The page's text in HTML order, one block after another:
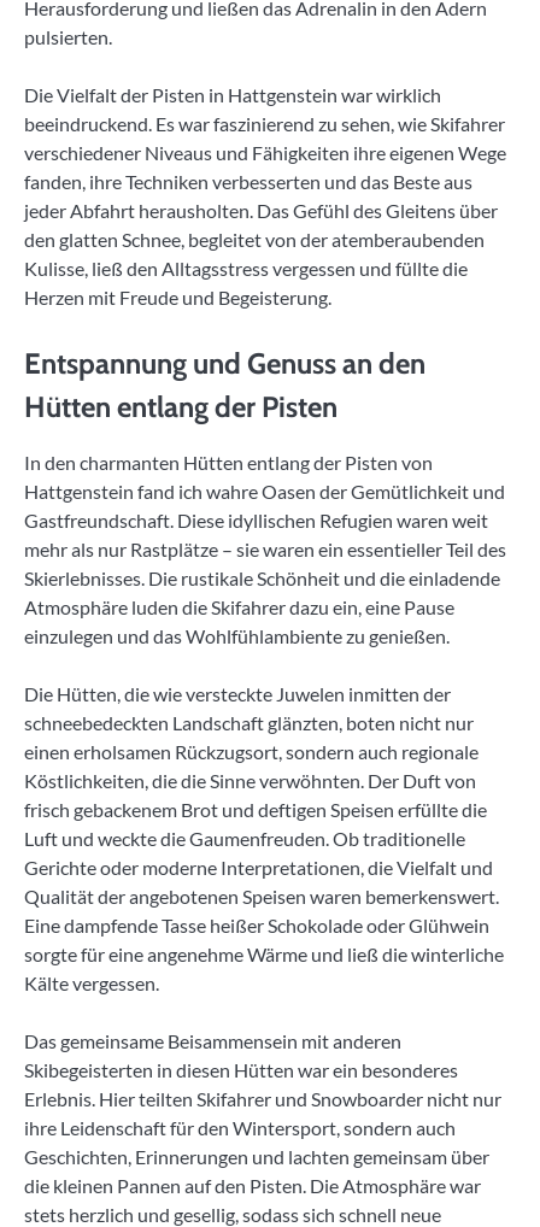
Herausforderung und ließen das Adrenalin in den Adern
pulsierten.
Die Vielfalt der Pisten in Hattgenstein war wirklich
beeindruckend. Es war faszinierend zu sehen, wie Skifahrer
verschiedener Niveaus und Fähigkeiten ihre eigenen Wege
fanden, ihre Techniken verbesserten und das Beste aus
jeder Abfahrt herausholten. Das Gefühl des Gleitens über
den glatten Schnee, begleitet von der atemberaubenden
Kulisse, ließ den Alltagsstress vergessen und füllte die
Herzen mit Freude und Begeisterung.
Entspannung und Genuss an den
Hütten entlang der Pisten
In den charmanten Hütten entlang der Pisten von
Hattgenstein fand ich wahre Oasen der Gemütlichkeit und
Gastfreundschaft. Diese idyllischen Refugien waren weit
mehr als nur Rastplätze – sie waren ein essentieller Teil des
Skierlebnisses. Die rustikale Schönheit und die einladende
Atmosphäre luden die Skifahrer dazu ein, eine Pause
einzulegen und das Wohlfühlambiente zu genießen.
Die Hütten, die wie versteckte Juwelen inmitten der
schneebedeckten Landschaft glänzten, boten nicht nur
einen erholsamen Rückzugsort, sondern auch regionale
Köstlichkeiten, die die Sinne verwöhnten. Der Duft von
frisch gebackenem Brot und deftigen Speisen erfüllte die
Luft und weckte die Gaumenfreuden. Ob traditionelle
Gerichte oder moderne Interpretationen, die Vielfalt und
Qualität der angebotenen Speisen waren bemerkenswert.
Eine dampfende Tasse heißer Schokolade oder Glühwein
sorgte für eine angenehme Wärme und ließ die winterliche
Kälte vergessen.
Das gemeinsame Beisammensein mit anderen
Skibegeisterten in diesen Hütten war ein besonderes
Erlebnis. Hier teilten Skifahrer und Snowboarder nicht nur
ihre Leidenschaft für den Wintersport, sondern auch
Geschichten, Erinnerungen und lachten gemeinsam über
die kleinen Pannen auf den Pisten. Die Atmosphäre war
stets herzlich und gesellig, sodass sich schnell neue